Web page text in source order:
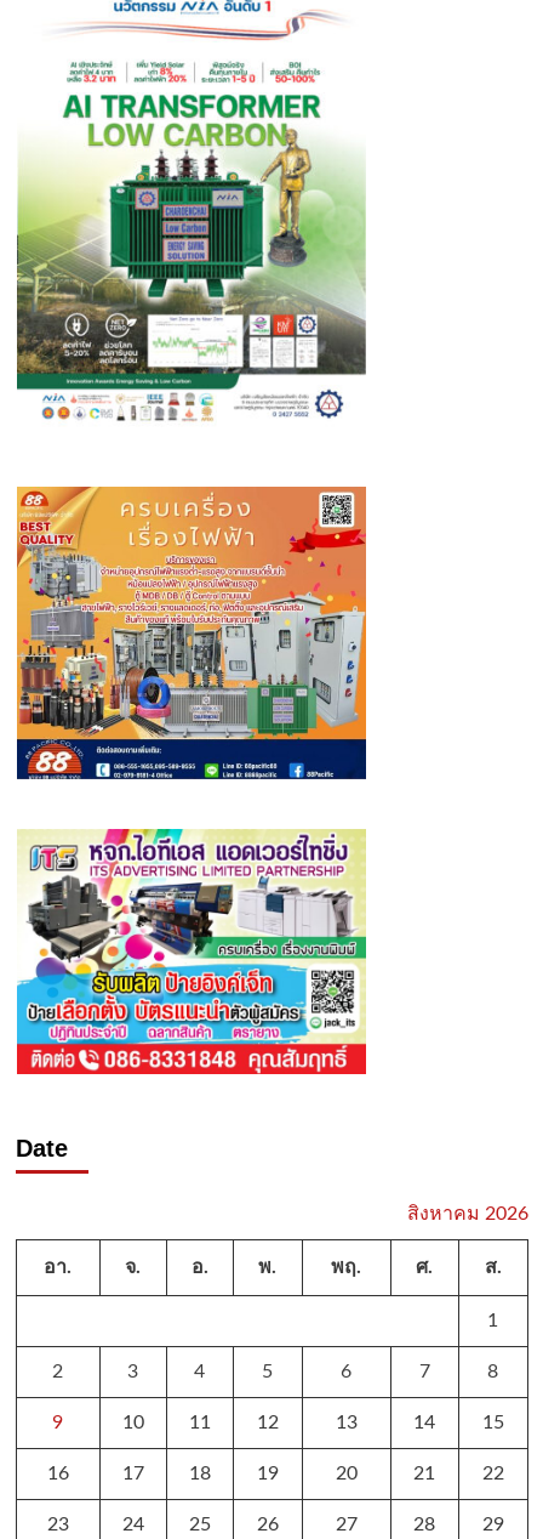
Date
สิงหาคม 2026
อา. จ. อ. พ. พฤ. ศ. ส.
1
2 3 4 5 6 7 8
9 10 11 12 13 14 15
16 17 18 19 20 21 22
23 24 25 26 27 28 29